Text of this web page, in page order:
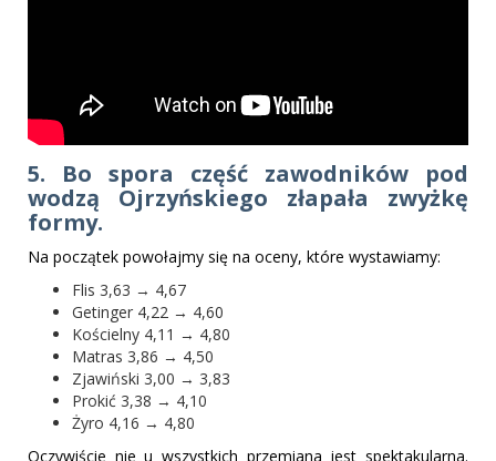
5. Bo spora część zawodników pod
wodzą Ojrzyńskiego złapała zwyżkę
formy.
Na początek powołajmy się na oceny, które wystawiamy:
Flis 3,63 → 4,67
Getinger 4,22 → 4,60
Kościelny 4,11 → 4,80
Matras 3,86 → 4,50
Zjawiński 3,00 → 3,83
Prokić 3,38 → 4,10
Żyro 4,16 → 4,80
Oczywiście nie u wszystkich przemiana jest spektakularna.